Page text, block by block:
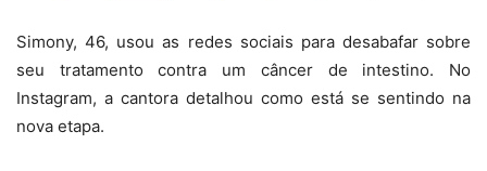
Simony, 46, usou as redes sociais para desabafar sobre
seu tratamento contra um câncer de intestino. No
Instagram, a cantora detalhou como está se sentindo na
nova etapa.